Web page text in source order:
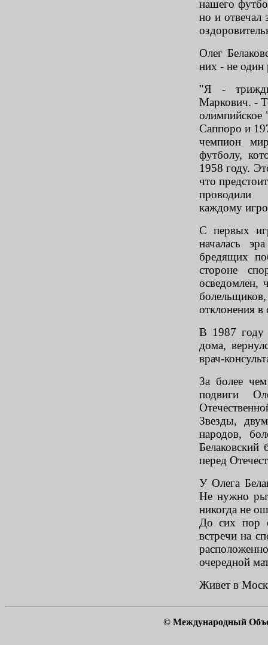
нашего
но и отвечал
Олег
них - не один
"Я -
Маркович. -
Саппоро и
чемпион
футболу,
1958 году.
что
проводили
каждому
С первых
началась
бредящих
стороне
осведомлен,
отклонения в
В 1987 году
дома,
врач-
За более
подвиги
Звезды,
народов,
Белаковский
перед
У Олега
Не нужно
никогда не
До сих пор
встречи на
очередной
Живет в
© Международный